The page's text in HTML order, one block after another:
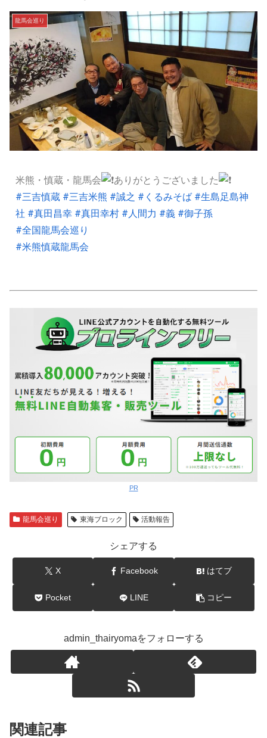
龍馬会巡り
米熊・慎蔵・龍馬会
ありがとうございました
#三吉慎蔵 #三吉米熊 #誠之 #くるみそば #生島足島神
社 #真田昌幸 #真田幸村 #人間力 #義 #御子孫
#全国龍馬会巡り
#米熊慎蔵龍馬会
PR
龍馬会巡り 東海ブロック 活動報告
シェアする
X Facebook はてブ
Pocket LINE コピー
admin_thairyomaをフォローする
関連記事